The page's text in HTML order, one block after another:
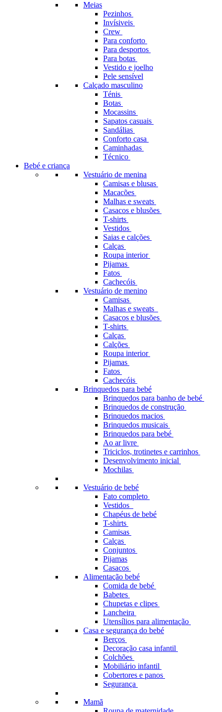
Meias
Pezinhos
Invísiveis
Crew
Para conforto
Para desportos
Para botas
Vestido e joelho
Pele sensível
Calçado masculino
Ténis
Botas
Mocassins
Sapatos casuais
Sandálias
Conforto casa
Caminhadas
Técnico
Bebé e criança
Vestuário de menina
Camisas e blusas
Macacões
Malhas e sweats
Casacos e blusões
T-shirts
Vestidos
Saias e calções
Calças
Roupa interior
Pijamas
Fatos
Cachecóis
Vestuário de menino
Camisas
Malhas e sweats
Casacos e blusões
T-shirts
Calças
Calções
Roupa interior
Pijamas
Fatos
Cachecóis
Brinquedos para bebé
Brinquedos para banho de bebé
Brinquedos de construção
Brinquedos macios
Brinquedos musicais
Brinquedos para bebé
Ao ar livre
Triciclos, trotinetes e carrinhos
Desenvolvimento inicial
Mochilas
Vestuário de bebé
Fato completo
Vestidos
Chapéus de bebé
T-shirts
Camisas
Calças
Conjuntos
Pijamas
Casacos
Alimentação bebé
Comida de bebé
Babetes
Chupetas e clipes
Lancheira
Utensílios para alimentação
Casa e segurança do bebé
Berços
Decoração casa infantil
Colchões
Mobiliário infantil
Cobertores e panos
Segurança
Mamã